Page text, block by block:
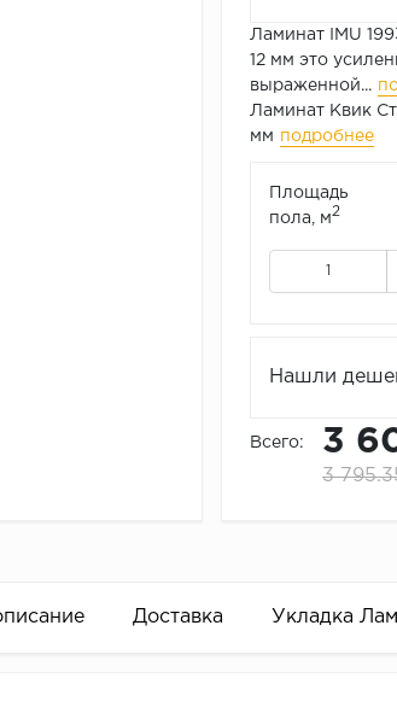
Ламинат IMU
12 мм это
выраженной...
Ламинат Квик
мм
подробнее
Площадь
пола, м2
Нашли
Всего: 3
3
Доставка Укладка